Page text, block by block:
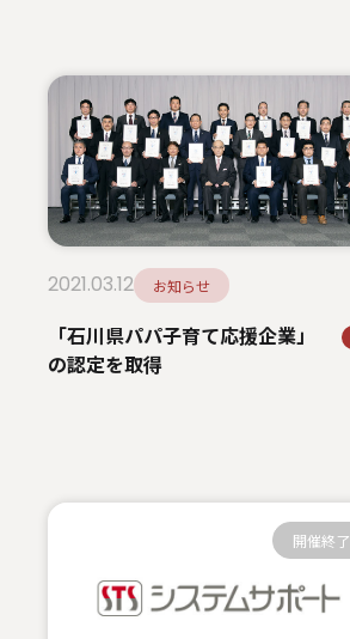
2021.03.12 お知らせ
「石川県パパ子育て応援企業」
の認定を取得
開催終了